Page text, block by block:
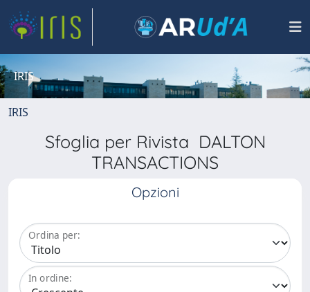
IRIS
IRIS
Sfoglia per Rivista DALTON
TRANSACTIONS
Opzioni
Ordina per:
In ordine: